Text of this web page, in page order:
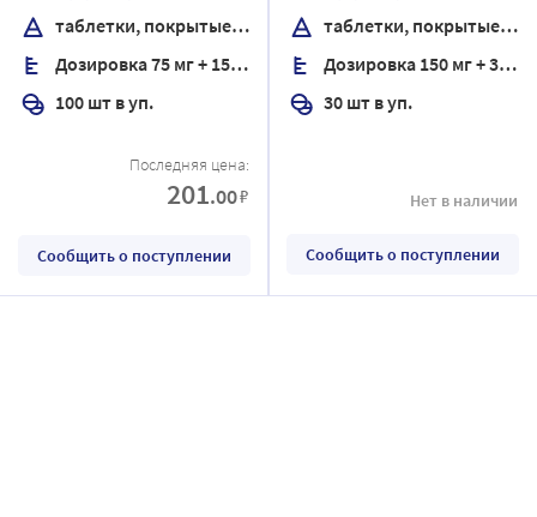
оболочкой
таблетки, покрытые пленочной оболочкой
Дозировка 75 мг + 15,2 мг
100 шт в уп.
Последняя цена:
201.00₽
Сообщить о поступлении
оболочкой банка
таблетки, покрытые пленочной оболочкой
Дозировка 150 мг + 30,39 мг
30 шт в уп.
Нет в наличии
Сообщить о поступлении